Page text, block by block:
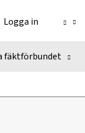
Logga in
fäktförbundet